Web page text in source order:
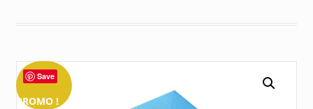
PROMO !
Save